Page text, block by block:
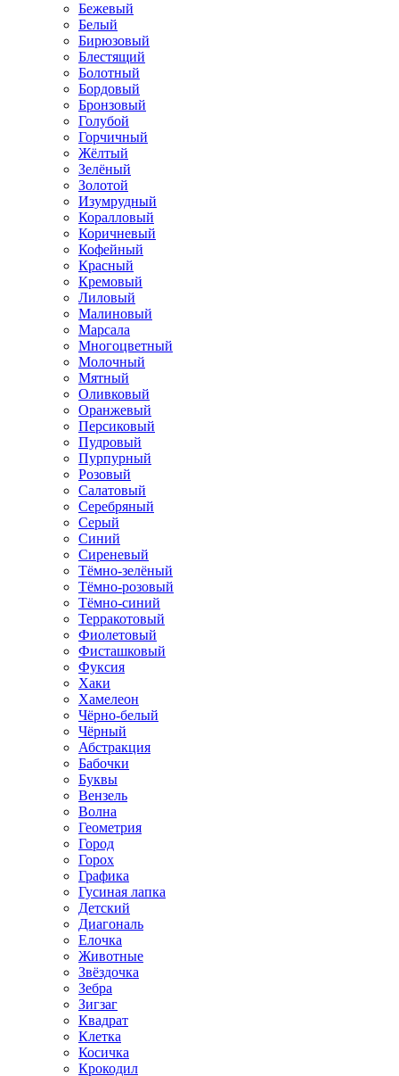
Бежевый
Белый
Бирюзовый
Блестящий
Болотный
Бордовый
Бронзовый
Голубой
Горчичный
Жёлтый
Зелёный
Золотой
Изумрудный
Коралловый
Коричневый
Кофейный
Красный
Кремовый
Лиловый
Малиновый
Марсала
Многоцветный
Молочный
Мятный
Оливковый
Оранжевый
Персиковый
Пудровый
Пурпурный
Розовый
Салатовый
Серебряный
Серый
Синий
Сиреневый
Тёмно-зелёный
Тёмно-розовый
Тёмно-синий
Терракотовый
Фиолетовый
Фисташковый
Фуксия
Хаки
Хамелеон
Чёрно-белый
Чёрный
Абстракция
Бабочки
Буквы
Вензель
Волна
Геометрия
Город
Горох
Графика
Гусиная лапка
Детский
Диагональ
Елочка
Животные
Звёздочка
Зебра
Зигзаг
Квадрат
Клетка
Косичка
Крокодил